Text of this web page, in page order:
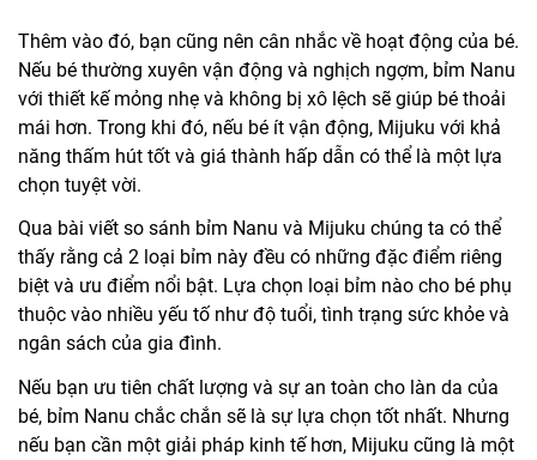
Thêm vào đó, bạn cũng nên cân nhắc về hoạt động của bé.
Nếu bé thường xuyên vận động và nghịch ngợm, bỉm Nanu
với thiết kế mỏng nhẹ và không bị xô lệch sẽ giúp bé thoải
mái hơn. Trong khi đó, nếu bé ít vận động, Mijuku với khả
năng thấm hút tốt và giá thành hấp dẫn có thể là một lựa
chọn tuyệt vời.
Qua bài viết so sánh bỉm Nanu và Mijuku chúng ta có thể
thấy rằng cả 2 loại bỉm này đều có những đặc điểm riêng
biệt và ưu điểm nổi bật. Lựa chọn loại bỉm nào cho bé phụ
thuộc vào nhiều yếu tố như độ tuổi, tình trạng sức khỏe và
ngân sách của gia đình.
Nếu bạn ưu tiên chất lượng và sự an toàn cho làn da của
bé, bỉm Nanu chắc chắn sẽ là sự lựa chọn tốt nhất. Nhưng
nếu bạn cần một giải pháp kinh tế hơn, Mijuku cũng là một